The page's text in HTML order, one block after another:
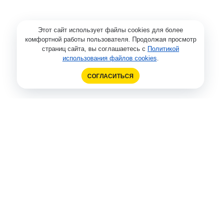
Этот сайт использует файлы cookies для более
комфортной работы пользователя. Продолжая просмотр
страниц сайта, вы соглашаетесь с Политикой
использования файлов cookies.
СОГЛАСИТЬСЯ